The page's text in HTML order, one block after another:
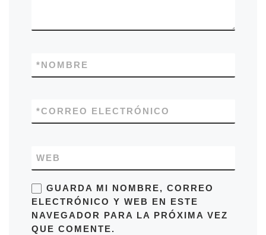
NOMBRE
*
CORREO ELECTRÓNICO
*
WEB
GUARDA MI NOMBRE, CORREO
ELECTRÓNICO Y WEB EN ESTE
NAVEGADOR PARA LA PRÓXIMA VEZ
QUE COMENTE.